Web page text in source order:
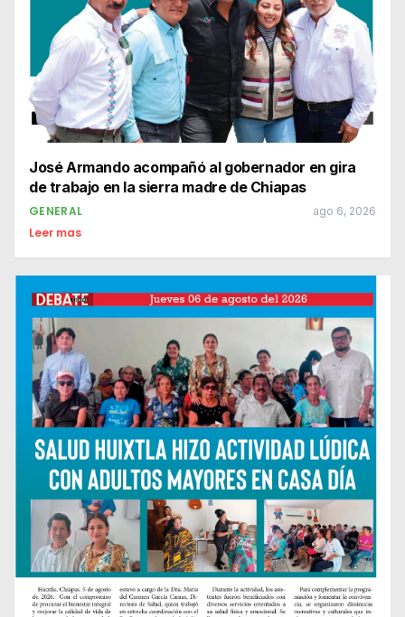
José Armando acompañó al gobernador en gira
de trabajo en la sierra madre de Chiapas
GENERAL ago 6, 2026
Leer mas